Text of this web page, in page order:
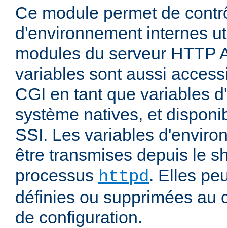
Ce module permet de
d'environnement internes
modules du serveur HTTP
variables sont aussi
CGI en tant que variables
système natives, et
SSI. Les variables
être transmises depuis le
processus httpd. Elles
définies ou supprimées au
de configuration.